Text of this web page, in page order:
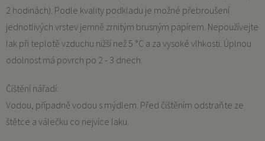
2 hodinách). Podle kvality podkladu je možné přebroušení
jednotlivých vrstev jemně zrnitým brusným papírem. Nepoužívejte
lak při teplotě vzduchu nižší než 5 °C a za vysoké vlhkosti. Úplnou
odolnost má povrch po 2 - 3 dnech.
Čištění nářadí:
Vodou, případně vodou s mýdlem. Před čištěním odstraňte ze
štětce a válečku co nejvíce laku.